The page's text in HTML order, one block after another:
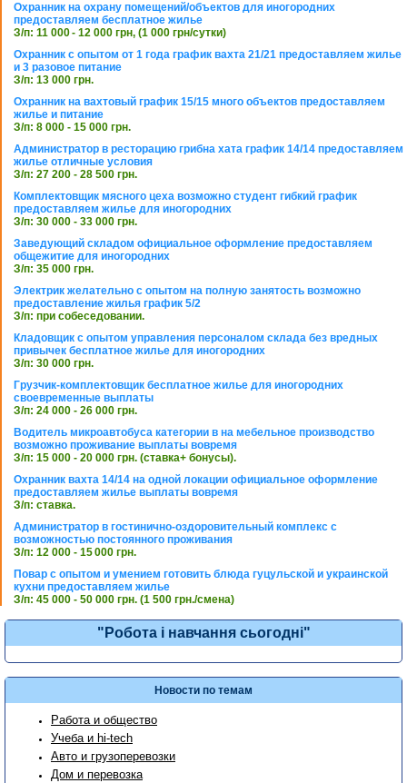
Охранник на охрану помещений/объектов для иногородних
предоставляем бесплатное жилье
З/п: 11 000 - 12 000 грн, (1 000 грн/сутки)
Охранник с опытом от 1 года график вахта 21/21 предоставляем жилье
и 3 разовое питание
З/п: 13 000 грн.
Охранник на вахтовый график 15/15 много объектов предоставляем
жилье и питание
З/п: 8 000 - 15 000 грн.
Администратор в ресторацию грибна хата график 14/14 предоставляем
жилье отличные условия
З/п: 27 200 - 28 500 грн.
Комплектовщик мясного цеха возможно студент гибкий график
предоставляем жилье для иногородних
З/п: 30 000 - 33 000 грн.
Заведующий складом официальное оформление предоставляем
общежитие для иногородних
З/п: 35 000 грн.
Электрик желательно с опытом на полную занятость возможно
предоставление жилья график 5/2
З/п: при собеседовании.
Кладовщик с опытом управления персоналом склада без вредных
привычек бесплатное жилье для иногородних
З/п: 30 000 грн.
Грузчик-комплектовщик бесплатное жилье для иногородних
своевременные выплаты
З/п: 24 000 - 26 000 грн.
Водитель микроавтобуса категории в на мебельное производство
возможно проживание выплаты вовремя
З/п: 15 000 - 20 000 грн. (ставка+ бонусы).
Охранник вахта 14/14 на одной локации официальное оформление
предоставляем жилье выплаты вовремя
З/п: ставка.
Администратор в гостинично-оздоровительный комплекс с
возможностью постоянного проживания
З/п: 12 000 - 15 000 грн.
Повар с опытом и умением готовить блюда гуцульской и украинской
кухни предоставляем жилье
З/п: 45 000 - 50 000 грн. (1 500 грн./смена)
"Робота і навчання сьогодні"
Новости по темам
Работа и общество
Учеба и hi-tech
Авто и грузоперевозки
Дом и перевозка